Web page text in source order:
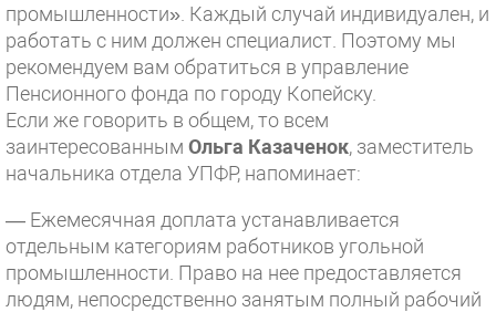
промышленности». Каждый случай индивидуален, и
работать с ним должен специалист. Поэтому мы
рекомендуем вам обратиться в управление
Пенсионного фонда по городу Копейску.
Если же говорить в общем, то всем
заинтересованным Ольга Казаченок, заместитель
начальника отдела УПФР, напоминает:
— Ежемесячная доплата устанавливается
отдельным категориям работников угольной
промышленности. Право на нее предоставляется
людям, непосредственно занятым полный рабочий